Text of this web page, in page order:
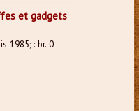
et gadgets
1985; : br. 0